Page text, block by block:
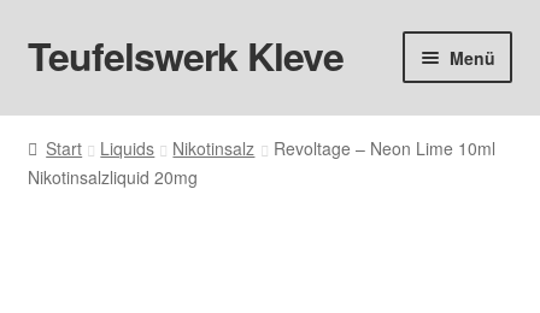
Zur
Navigation
Zum
Inhalt
Teufelswerk Kleve Menü
Startseite
Hardware
Start Liquids Nikotinsalz
Revoltage – Neon Lime 10ml
Nikotinsalzliquid 20mg